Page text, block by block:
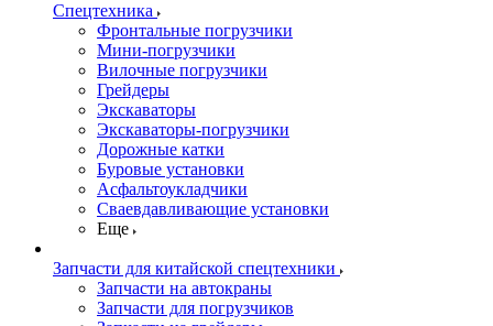
Спецтехника
Фронтальные погрузчики
Мини-погрузчики
Вилочные погрузчики
Грейдеры
Экскаваторы
Экскаваторы-погрузчики
Дорожные катки
Буровые установки
Асфальтоукладчики
Сваевдавливающие установки
Еще
Запчасти для китайской спецтехники
Запчасти на автокраны
Запчасти для погрузчиков